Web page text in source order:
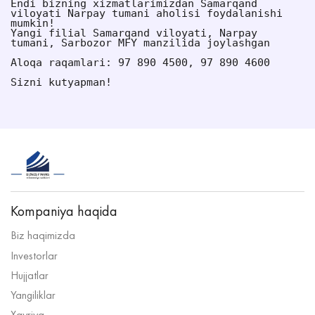
Endi bizning xizmatlarimizdan Samarqand
viloyati Narpay tumani aholisi foydalanishi
mumkin!
Yangi filial Samarqand viloyati, Narpay
tumani, Sarbozor MFY manzilida joylashgan
Aloqa raqamlari: 97 890 4500, 97 890 4600
Sizni kutyapman!
Kompaniya haqida
Biz haqimizda
Investorlar
Hujjatlar
Yangiliklar